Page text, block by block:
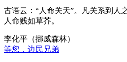
古语云：“人命关天”。凡关系到人
人命贱如草芥。
李化平（挪威森林）
等您，边民兄弟